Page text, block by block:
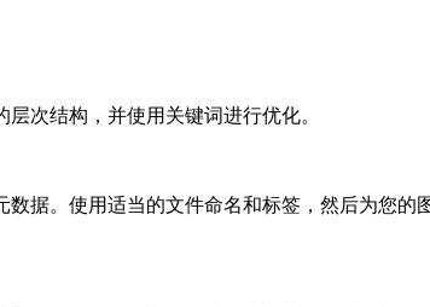
次结构，并使用关键词进行优化。
据。使用适当的文件命名和标签，然后为您的